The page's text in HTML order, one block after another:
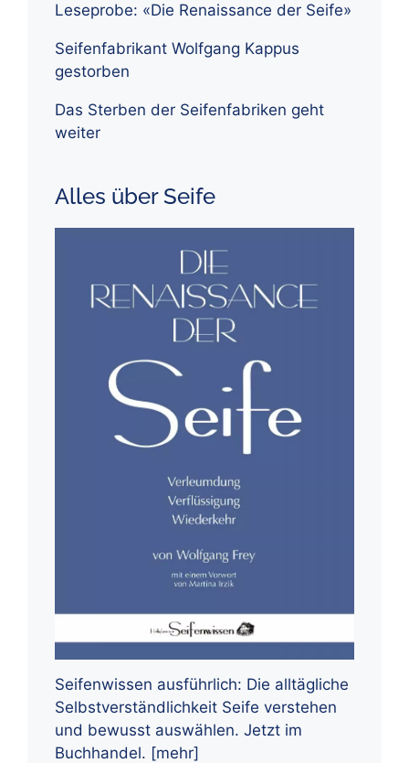
Leseprobe: «Die Renaissance der Seife»
Seifenfabrikant Wolfgang Kappus
gestorben
Das Sterben der Seifenfabriken geht
weiter
Alles über Seife
Seifenwissen ausführlich: Die alltägliche
Selbstverständlichkeit Seife verstehen
und bewusst auswählen. Jetzt im
Buchhandel. [mehr]